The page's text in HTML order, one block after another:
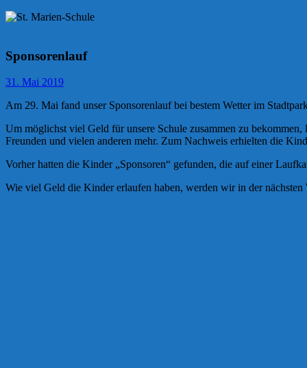
Sponsorenlauf
31. Mai 2019
Am 29. Mai fand unser Sponsorenlauf bei bestem Wetter im
Um möglichst viel Geld für unsere Schule zusammen zu
Freunden und vielen anderen mehr. Zum Nachweis erhielten die
Vorher hatten die Kinder „Sponsoren“ gefunden, die auf einer
Wie viel Geld die Kinder erlaufen haben, werden wir in der